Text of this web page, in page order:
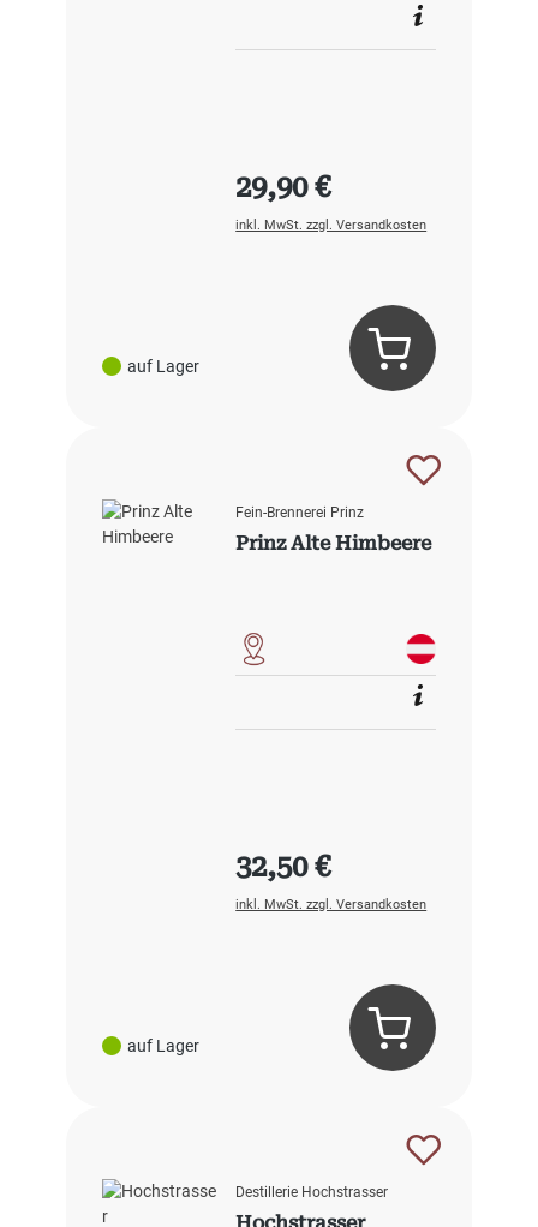
auf Lager
Regulärer Preis:
29,90 €
inkl. MwSt. zzgl. Versandkosten
auf Lager
Fein-Brennerei Prinz
Prinz Alte Himbeere
Regulärer Preis:
32,50 €
inkl. MwSt. zzgl. Versandkosten
Destillerie Hochstrasser